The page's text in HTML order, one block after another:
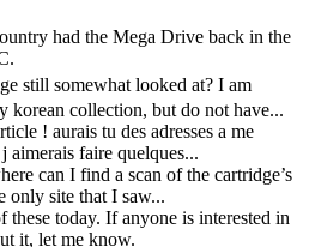
had the Mega Drive back in the
.
still somewhat looked at? I am
korean collection, but do not have...
! aurais tu des adresses a me
j aimerais faire quelques...
can I find a scan of the cartridge’s
only site that I saw...
these today. If anyone is interested in
it, let me know.